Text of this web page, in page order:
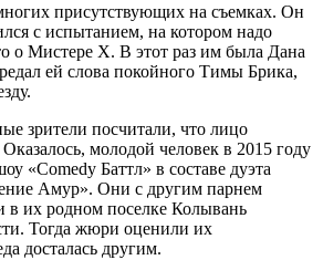
присутствующих на съемках. Он
с испытанием, на котором надо
о Мистере X. В этот раз им была Дана
ей слова покойного Тимы Брика,
зрители посчитали, что лицо
молодой человек в 2015 году
«Comedy Баттл» в составе дуэта
Амур». Они с другим парнем
в их родном поселке Колывань
Тогда жюри оценили их
досталась другим.